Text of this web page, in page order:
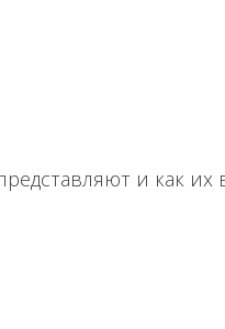
и как их